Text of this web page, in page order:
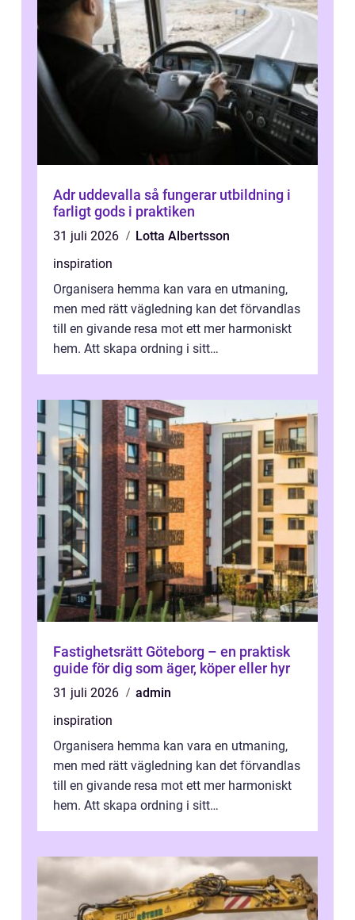
Adr uddevalla så fungerar utbildning i
farligt gods i praktiken
31 juli 2026
Lotta Albertsson
inspiration
Organisera hemma kan vara en utmaning,
men med rätt vägledning kan det förvandlas
till en givande resa mot ett mer harmoniskt
hem. Att skapa ordning i sitt
Fastighetsrätt Göteborg – en praktisk
guide för dig som äger, köper eller hyr
31 juli 2026
admin
inspiration
Organisera hemma kan vara en utmaning,
men med rätt vägledning kan det förvandlas
till en givande resa mot ett mer harmoniskt
hem. Att skapa ordning i sitt